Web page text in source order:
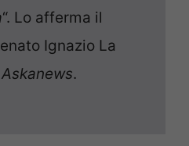
“. Lo afferma il
Ignazio La
Askanews.